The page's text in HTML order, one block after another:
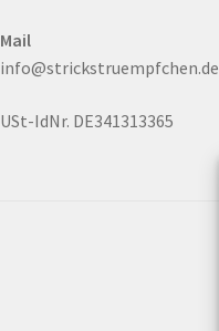
Mail
info@strickstruempfchen.de
USt-IdNr. DE341313365